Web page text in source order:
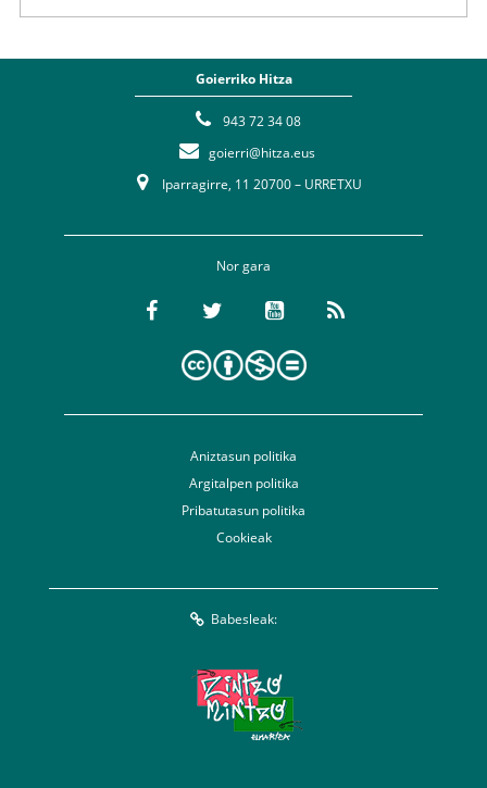
Goierriko Hitza
943 72 34 08
goierri@hitza.eus
Iparragirre, 11 20700 – URRETXU
Nor gara
Aniztasun politika
Argitalpen politika
Pribatutasun politika
Cookieak
Babesleak: